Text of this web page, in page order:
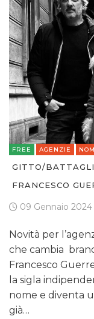
FREE AGENZIE
GITTO/
FRANCESCO
09 Gennaio 2024
Novità per
che cambia
Francesco
la sigla
nome e diventa
già…